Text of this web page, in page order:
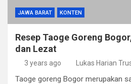
JAWA BARAT KONTEN
Resep Taoge Goreng
dan Lezat
3 years ago Lukas Harian
Taoge goreng Bogor merupakan